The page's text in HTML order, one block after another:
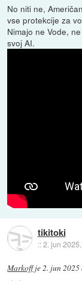
No niti ne,
vse protekcije za
Nimajo ne Vode,
svoj AI.
tikitoki
::2. jun
Markoffje2. jun